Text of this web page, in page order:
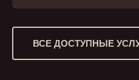
ВСЕ ДОСТУПНЫЕ